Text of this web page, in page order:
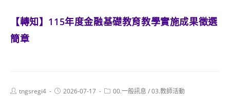
【轉知】115年度金融基礎教育教學實施成果徵選
簡章
Posttngsregi4
Post2026-07-17
Post00.一般訊息 /03.教師活動